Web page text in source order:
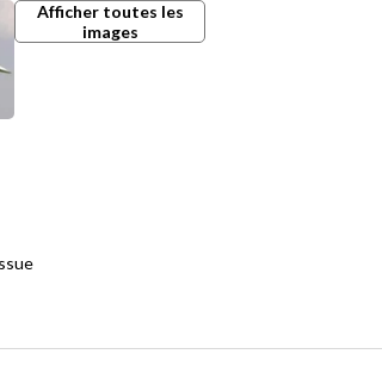
Afficher toutes les
images